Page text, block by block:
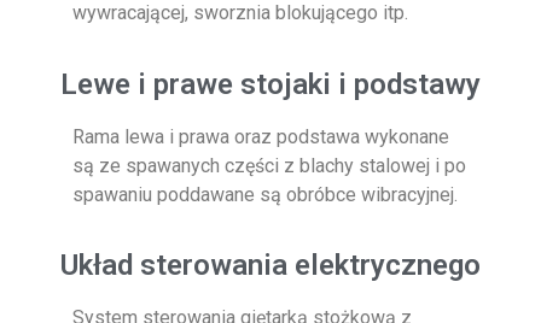
wywracającej, sworznia blokującego itp.
Lewe i prawe stojaki i podstawy
Rama lewa i prawa oraz podstawa wykonane
są ze spawanych części z blachy stalowej i po
spawaniu poddawane są obróbce wibracyjnej.
Układ sterowania elektrycznego
System sterowania giętarką stożkową z